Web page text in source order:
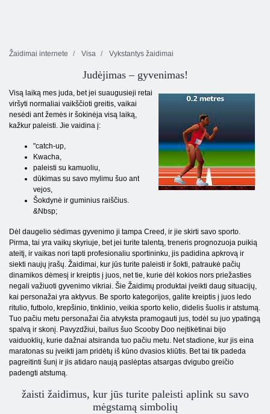
Žaidimai internete Visa Vykstantys žaidimai
Judėjimas – gyvenimas!
Visą laiką mes juda, bet jei suaugusieji retai
viršyti normaliai vaikščioti greitis, vaikai
nesėdi ant žemės ir šokinėja visą laiką,
kažkur paleisti. Jie vaidina į:
"catch-up,
Kwacha,
paleisti su kamuoliu,
dūkimas su savo mylimu šuo ant
vejos,
Šokdynė ir guminius raiščius.
&Nbsp;
Dėl daugelio sėdimas gyvenimo ji tampa Creed, ir jie skirti savo sporto.
Pirma, tai yra vaikų skyriuje, bet jei turite talentą, treneris prognozuoja puikią
ateitį, ir vaikas nori tapti profesionaliu sportininku, jis padidina apkrovą ir
siekti naujų įrašų. Žaidimai, kur jūs turite paleisti ir šokti, patraukė pačių
dinamikos dėmesį ir kreiptis į juos, net tie, kurie dėl kokios nors priežasties
negali važiuoti gyvenimo vikriai. Šie Žaidimų produktai įveikti daug situacijų,
kai personažai yra aktyvus. Be sporto kategorijos, galite kreiptis į juos ledo
ritulio, futbolo, krepšinio, tinklinio, veikia sporto kelio, didelis šuolis ir atstumą.
Tuo pačiu metu personažai čia atvyksta pramogauti jus, todėl su juo ypatingą
spalvą ir skonį. Pavyzdžiui, bailus šuo Scooby Doo neįtikėtinai bijo
vaiduoklių, kurie dažnai atsiranda tuo pačiu metu. Net stadione, kur jis eina
maratonas su įveikti jam pridėtų iš kūno dvasios kliūtis. Bet tai tik padeda
pagreitinti šunį ir jis atidaro naują paslėptas atsargas dvigubo greičio
padengti atstumą.
žaisti žaidimus, kur jūs turite paleisti aplink su savo
mėgstamą simbolių